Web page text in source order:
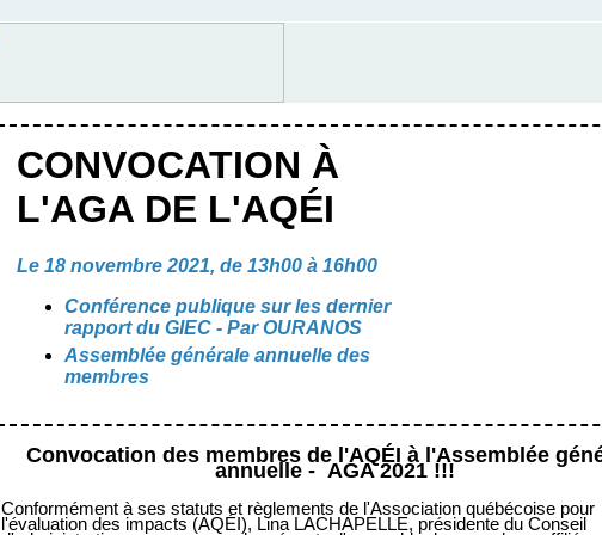
CONVOCATION À
L'AGA DE L'AQÉI
Le 18 novembre 2021, de 13h00 à 16h00
Conférence publique sur les dernier
rapport du GIEC - Par OURANOS
Assemblée générale annuelle des
membres
Convocation des membres de l'AQÉI à l'Assemblée
annuelle - AGA 2021 !!!
Conformément à ses statuts et règlements de l'Association québécoise pour
l'évaluation des impacts (AQÉI), Lina LACHAPELLE, présidente du Conseil